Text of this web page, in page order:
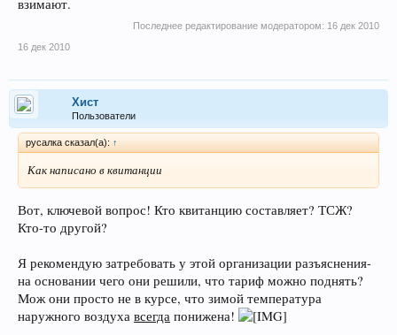
взимают.
Последнее редактирование модератором: 16 дек 2010
16 дек 2010
Хист
Пользователи
русалка сказал(а): ↑
Как написано в квитанции
Вот, ключевой вопрос! Кто квитанцию составляет? ТСЖ?
Кто-то другой?
Я рекомендую затребовать у этой организации разъяснения-
на основании чего они решили, что тариф можно поднять?
Мож они просто не в курсе, что зимой температура
наружного воздуха всегда понижена!